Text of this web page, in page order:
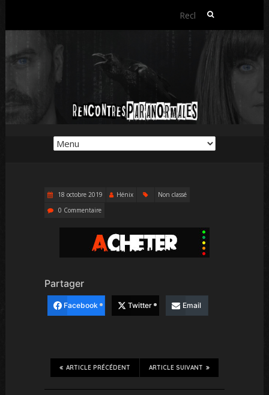
Rechercher :
18 octobre 2019 Hénix
Non classé
0 Commentaire
Partager
Facebook Twitter Email
ARTICLE SUIVANT
ARTICLE PRÉCÉDENT